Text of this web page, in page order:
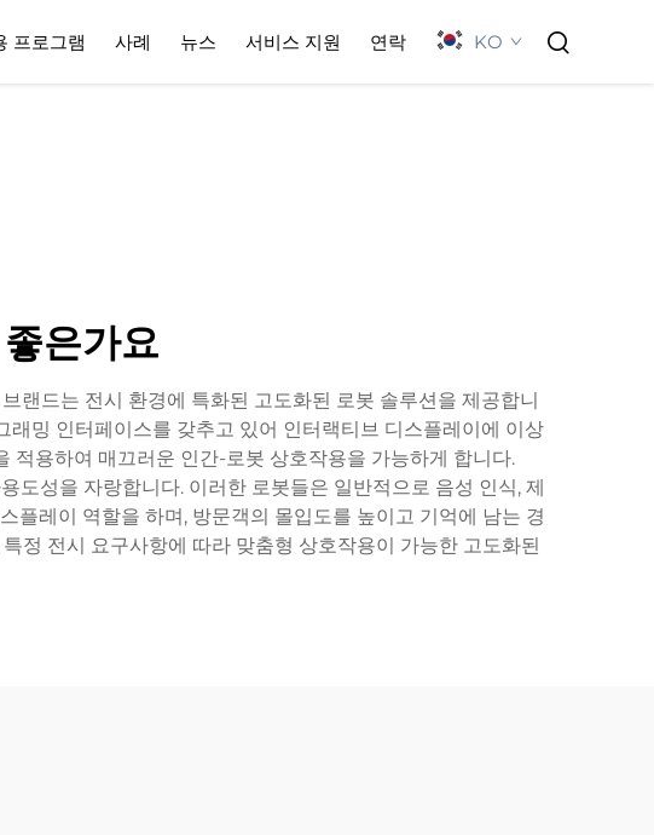
프로그램 사례 뉴스 서비스 지원 연락 KO
은가요
드는 전시 환경에 특화된 고도화된 로봇 솔루션을 제공합니
밍 인터페이스를 갖추고 있어 인터랙티브 디스플레이에 이상
적용하여 매끄러운 인간-로봇 상호작용을 가능하게 합니다.
도성을 자랑합니다. 이러한 로봇들은 일반적으로 음성 인식, 제
플레이 역할을 하며, 방문객의 몰입도를 높이고 기억에 남는 경
정 전시 요구사항에 따라 맞춤형 상호작용이 가능한 고도화된